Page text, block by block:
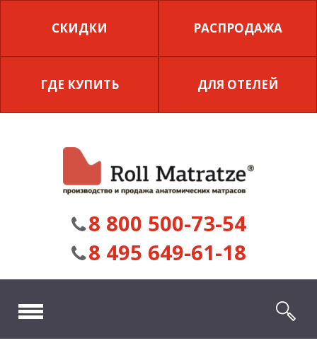
СКИДКИ РАСПРОДАЖА
ГДЕ КУПИТЬ ДЛЯ ОТЕЛЕЙ
8 800 500-73-54
8 495 649-61-18